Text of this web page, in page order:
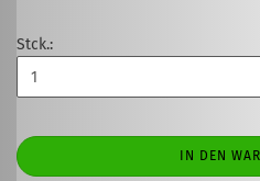
Stck.:
IN DEN